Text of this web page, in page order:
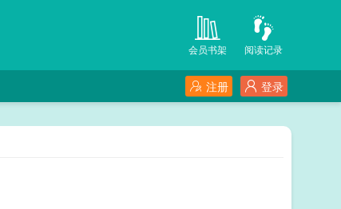
阅读记录
会员书架
登录
注册